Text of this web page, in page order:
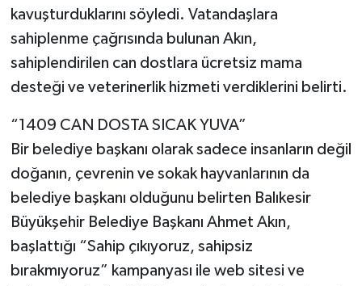
kavuşturduklarını söyledi. Vatandaşlara
sahiplenme çağrısında bulunan Akın,
sahiplendirilen can dostlara ücretsiz mama
desteği ve veterinerlik hizmeti verdiklerini belirti.
“1409 CAN DOSTA SICAK YUVA”
Bir belediye başkanı olarak sadece insanların değil
doğanın, çevrenin ve sokak hayvanlarının da
belediye başkanı olduğunu belirten Balıkesir
Büyükşehir Belediye Başkanı Ahmet Akın,
başlattığı “Sahip çıkıyoruz, sahipsiz
bırakmıyoruz” kampanyası ile web sitesi ve